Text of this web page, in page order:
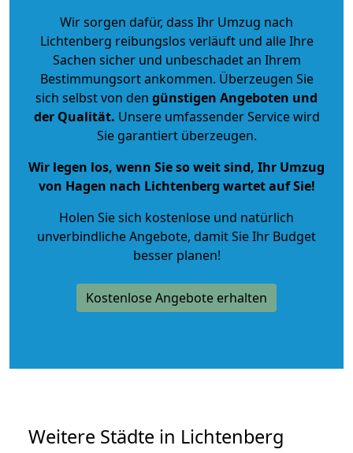
Wir sorgen dafür, dass Ihr Umzug nach
Lichtenberg reibungslos verläuft und alle Ihre
Sachen sicher und unbeschadet an Ihrem
Bestimmungsort ankommen. Überzeugen Sie
sich selbst von den günstigen Angeboten und
der Qualität. Unsere umfassender Service wird
Sie garantiert überzeugen.
Wir legen los, wenn Sie so weit sind, Ihr Umzug
von Hagen nach Lichtenberg wartet auf Sie!
Holen Sie sich kostenlose und natürlich
unverbindliche Angebote, damit Sie Ihr Budget
besser planen!
Kostenlose Angebote erhalten
Weitere Städte in Lichtenberg